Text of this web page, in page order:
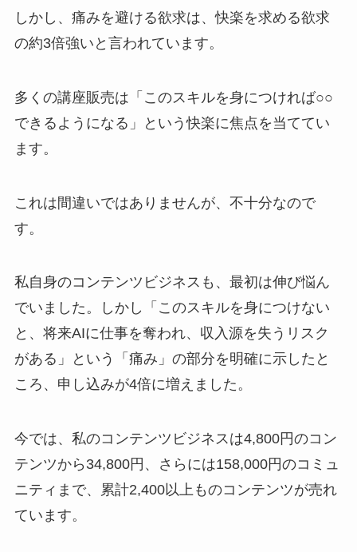
しかし、痛みを避ける欲求は、快楽を求める欲求
の約3倍強いと言われています。
多くの講座販売は「このスキルを身につければ○○
できるようになる」という快楽に焦点を当ててい
ます。
これは間違いではありませんが、不十分なので
す。
私自身のコンテンツビジネスも、最初は伸び悩ん
でいました。しかし「このスキルを身につけない
と、将来AIに仕事を奪われ、収入源を失うリスク
がある」という「痛み」の部分を明確に示したと
ころ、申し込みが4倍に増えました。
今では、私のコンテンツビジネスは4,800円のコン
テンツから34,800円、さらには158,000円のコミュ
ニティまで、累計2,400以上ものコンテンツが売れ
ています。